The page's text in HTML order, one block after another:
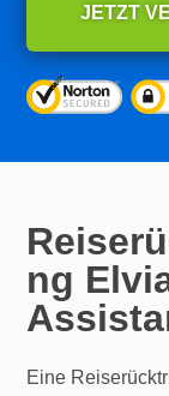
JETZT
ng
Eine